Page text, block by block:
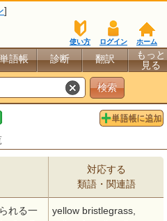
]
ホーム
ログイン
使い方
単語帳 診断 翻訳
もっと
見る
対応する
類語・関連語
れる一
yellow bristlegrass,